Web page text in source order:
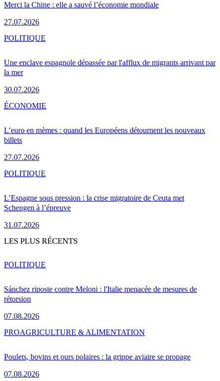
Merci la Chine : elle a sauvé l’économie mondiale
27.07.2026
Une enclave espagnole dépassée par l'afflux de migrants arrivant par
la mer
30.07.2026
POLITIQUE
L’euro en mèmes : quand les Européens détournent les nouveaux
billets
27.07.2026
ÉCONOMIE
L’Espagne sous pression : la crise migratoire de Ceuta met
Schengen à l’épreuve
31.07.2026
POLITIQUE
LES PLUS RÉCENTS
Sánchez riposte contre Meloni : l'Italie menacée de mesures de
rétorsion
07.08.2026
POLITIQUE
Poulets, bovins et ours polaires : la grippe aviaire se propage
07.08.2026
PROAGRICULTURE & ALIMENTATION